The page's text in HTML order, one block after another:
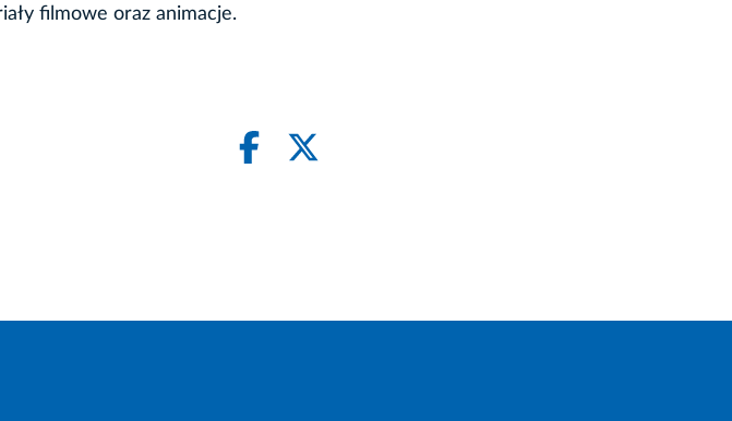
filmowe oraz animacje.